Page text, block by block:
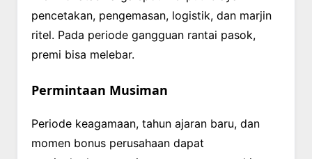
pencetakan, pengemasan, logistik, dan marjin
ritel. Pada periode gangguan rantai pasok,
premi bisa melebar.
Permintaan Musiman
Periode keagamaan, tahun ajaran baru, dan
momen bonus perusahaan dapat